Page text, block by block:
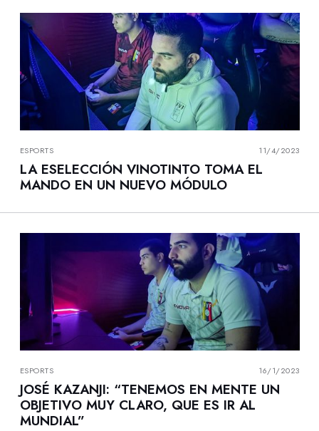
ESPORTS 11/4/2023
LA ESELECCIÓN VINOTINTO TOMA EL
MANDO EN UN NUEVO MÓDULO
ESPORTS 16/1/2023
JOSÉ KAZANJI: “TENEMOS EN MENTE UN
OBJETIVO MUY CLARO, QUE ES IR AL
MUNDIAL”